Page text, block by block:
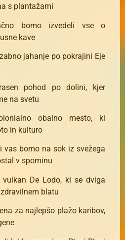
s plantažami
bomo izvedeli vse o
kave
jahanje po pokrajini Eje
pohod po dolini, kjer
na svetu
obalno mesto, ki
in kulturo
vas bomo na sok iz svežega
v spominu
vulkan De Lodo, ki se dviga
blatu
za najlepšo plažo karibov,